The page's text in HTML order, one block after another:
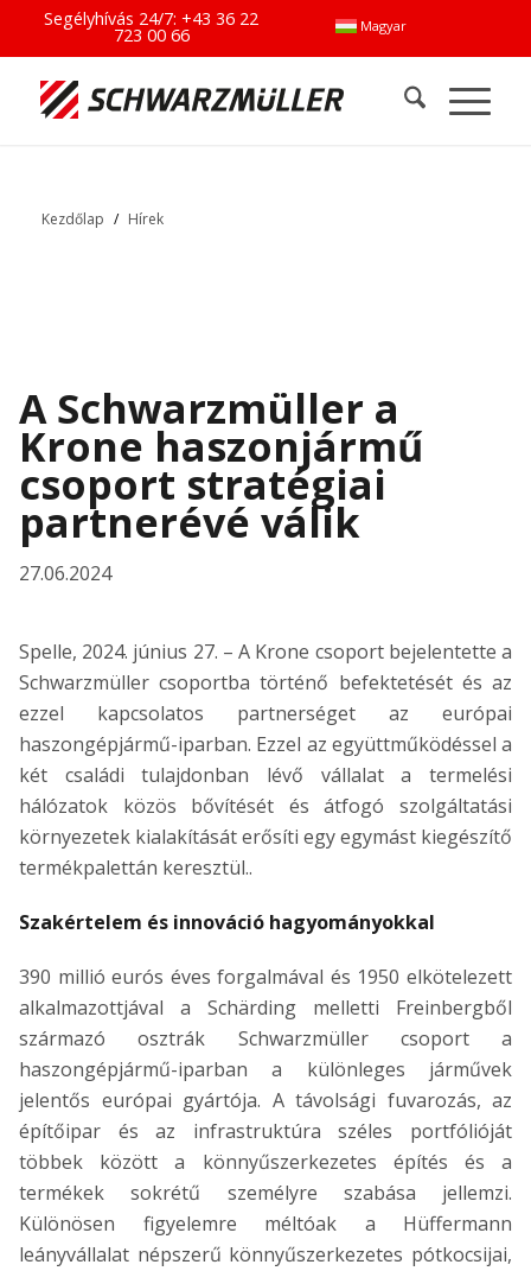
Magyar
Segélyhívás 24/7:+43 36 22
723 00 66
Kezdőlap / Hírek
A Schwarzmüller a
Krone haszonjármű
csoport stratégiai
partnerévé válik
27.06.2024
Spelle, 2024. június 27. – A Krone csoport bejelentette a
Schwarzmüller csoportba történő befektetését és az
ezzel kapcsolatos partnerséget az európai
haszongépjármű-iparban. Ezzel az együttműködéssel a
két családi tulajdonban lévő vállalat a termelési
hálózatok közös bővítését és átfogó szolgáltatási
környezetek kialakítását erősíti egy egymást kiegészítő
termékpalettán keresztül..
Szakértelem és innováció hagyományokkal
390 millió eurós éves forgalmával és 1950 elkötelezett
alkalmazottjával a Schärding melletti Freinbergből
származó osztrák Schwarzmüller csoport a
haszongépjármű-iparban a különleges járművek
jelentős európai gyártója. A távolsági fuvarozás, az
építőipar és az infrastruktúra széles portfólióját
többek között a könnyűszerkezetes építés és a
termékek sokrétű személyre szabása jellemzi.
Különösen figyelemre méltóak a Hüffermann
leányvállalat népszerű könnyűszerkezetes pótkocsijai,